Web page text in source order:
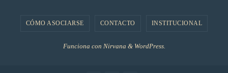
CÓMO ASOCIARSE CONTACTO INSTITUCIONAL
Funciona con Nirvana & WordPress.